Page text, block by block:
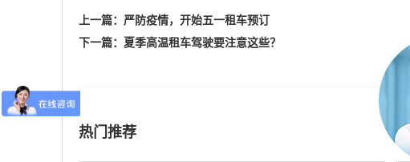
上一篇： 严防疫情，开始五一租车预订
下一篇： 夏季高温租车驾驶要注意这些？
热门推荐